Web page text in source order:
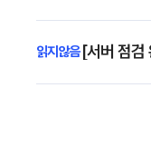
[서버 점검